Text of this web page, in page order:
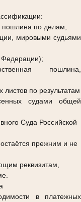
пошлина по делам,
мировыми судьями
Федерации);
пошлина,
по результатам
судами общей
Суда Российской
прежним и не
реквизитам,
в платежных